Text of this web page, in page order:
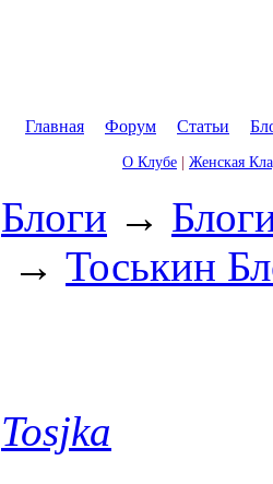
Главная Форум Статьи
О Клубе Женская
Блоги →
→ Тоськин
Tosjka